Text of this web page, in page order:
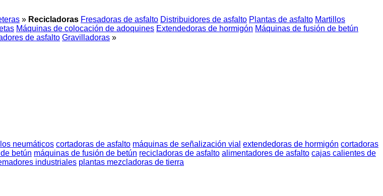
» Recicladoras Fresadoras de asfalto Distribuidores de asfalto Plantas de asfalto Martillos
Máquinas de colocación de adoquines Extendedoras de hormigón Máquinas de fusión de betún
de asfalto Gravilladoras »
neumáticos cortadoras de asfalto máquinas de señalización vial extendedoras de hormigón cortadoras
betún máquinas de fusión de betún recicladoras de asfalto alimentadores de asfalto cajas calientes de
industriales plantas mezcladoras de tierra